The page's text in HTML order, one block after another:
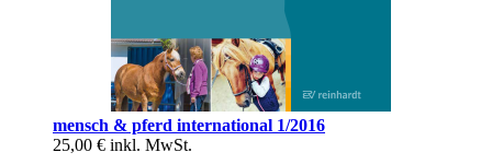
mensch & pferd international 1/2016
25,00 € inkl. MwSt.